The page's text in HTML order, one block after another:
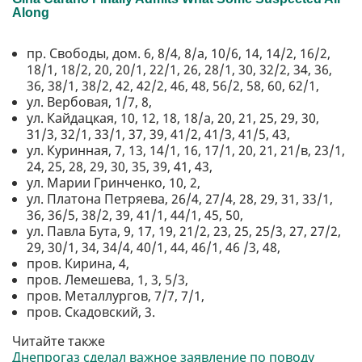
пр. Свободы, дом. 6, 8/4, 8/а, 10/6, 14, 14/2, 16/2,
18/1, 18/2, 20, 20/1, 22/1, 26, 28/1, 30, 32/2, 34, 36,
36, 38/1, 38/2, 42, 42/2, 46, 48, 56/2, 58, 60, 62/1,
ул. Вербовая, 1/7, 8,
ул. Кайдацкая, 10, 12, 18, 18/а, 20, 21, 25, 29, 30,
31/3, 32/1, 33/1, 37, 39, 41/2, 41/3, 41/5, 43,
ул. Куринная, 7, 13, 14/1, 16, 17/1, 20, 21, 21/в, 23/1,
24, 25, 28, 29, 30, 35, 39, 41, 43,
ул. Марии Гринченко, 10, 2,
ул. Платона Петряева, 26/4, 27/4, 28, 29, 31, 33/1,
36, 36/5, 38/2, 39, 41/1, 44/1, 45, 50,
ул. Павла Бута, 9, 17, 19, 21/2, 23, 25, 25/3, 27, 27/2,
29, 30/1, 34, 34/4, 40/1, 44, 46/1, 46 /3, 48,
пров. Кирина, 4,
пров. Лемешева, 1, 3, 5/3,
пров. Металлургов, 7/7, 7/1,
пров. Скадовский, 3.
Читайте также
Днепрогаз сделал важное заявление по поводу